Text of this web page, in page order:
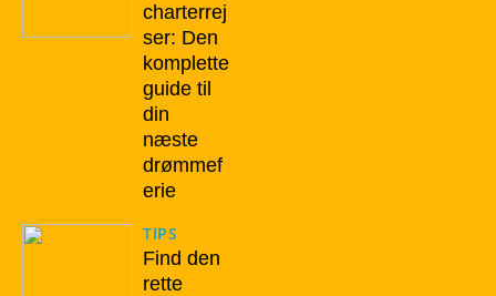
charterrej
ser: Den
komplette
guide til
din
næste
drømmef
erie
TIPS
Find den
rette